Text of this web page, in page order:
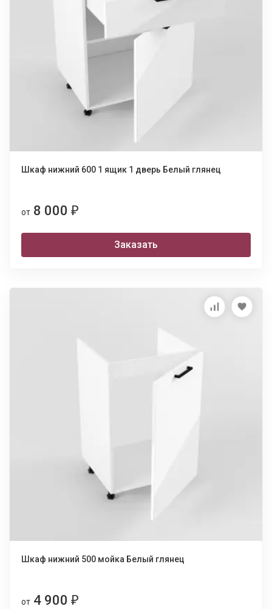
Шкаф нижний 600 1 ящик 1 дверь Белый глянец
от 8 000 ₽
Заказать
Шкаф нижний 500 мойка Белый глянец
от 4 900 ₽